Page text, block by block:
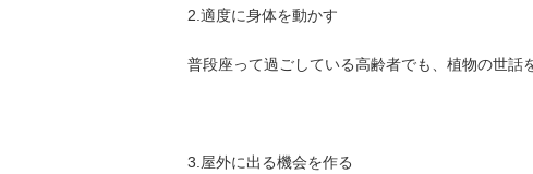
2.適度に身体を動かす
普段座って過ごしている高齢者でも、植物の世話
3.屋外に出る機会を作る